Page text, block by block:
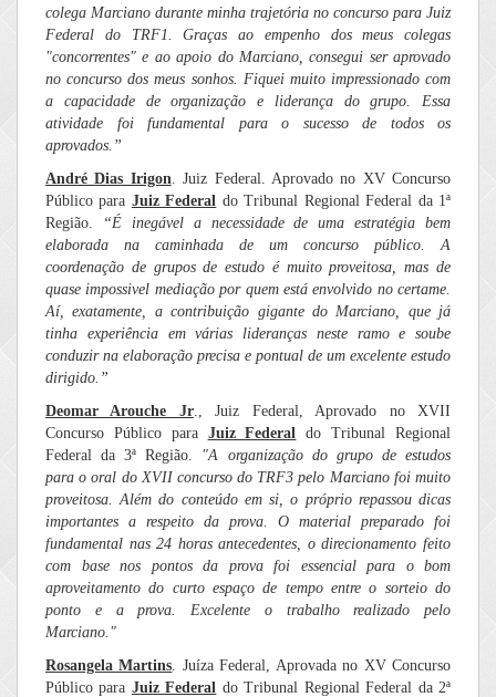
colega Marciano durante minha trajetória no concurso para Juiz
Federal do TRF1. Graças ao empenho dos meus colegas
"concorrentes" e ao apoio do Marciano, consegui ser aprovado
no concurso dos meus sonhos. Fiquei muito impressionado com
a capacidade de organização e liderança do grupo. Essa
atividade foi fundamental para o sucesso de todos os
aprovados.”
André Dias Irigon. Juiz Federal. Aprovado no XV Concurso
Público para Juiz Federal do Tribunal Regional Federal da 1ª
Região.
“É inegável a necessidade de uma estratégia bem
elaborada na caminhada de um concurso público. A
coordenação de grupos de estudo é muito proveitosa, mas de
quase impossivel mediação por quem está envolvido no certame.
Aí, exatamente, a contribuição gigante do Marciano, que já
tinha experiência em várias lideranças neste ramo e soube
conduzir na elaboração precisa e pontual de um excelente estudo
dirigido.”
Deomar Arouche Jr., Juiz Federal, Aprovado no XVII
Concurso Público para Juiz Federal do Tribunal Regional
Federal da 3ª Região. "A organização do grupo de estudos
para o oral do XVII concurso do TRF3 pelo Marciano foi muito
proveitosa. Além do conteúdo em si, o próprio repassou dicas
importantes a respeito da prova. O material preparado foi
fundamental nas 24 horas antecedentes, o direcionamento feito
com base nos pontos da prova foi essencial para o bom
aproveitamento do curto espaço de tempo entre o sorteio do
ponto e a prova. Excelente o trabalho realizado pelo
Marciano."
Rosangela Martins. Juíza Federal, Aprovada no XV Concurso
Público para Juiz Federal do Tribunal Regional Federal da 2ª